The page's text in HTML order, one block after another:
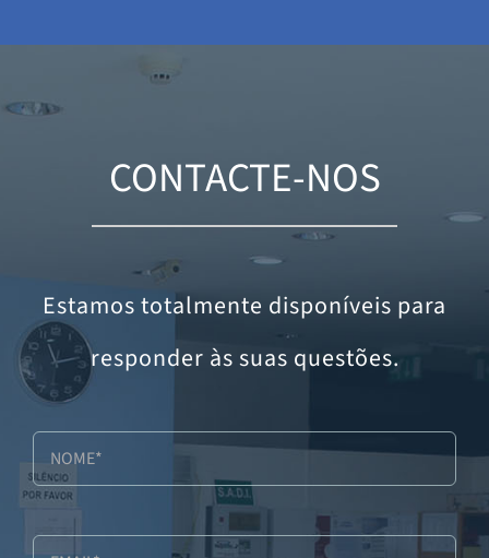
CONTACTE-NOS
Estamos totalmente disponíveis para
responder às suas questões.